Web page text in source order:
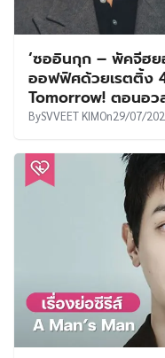
‘ซออินกุก – พัคจีฮย
ออฟฟิศด้วยเรตติ้ง
Tomorrow! ตอนอว
BySVVEET KIMOn29/07/